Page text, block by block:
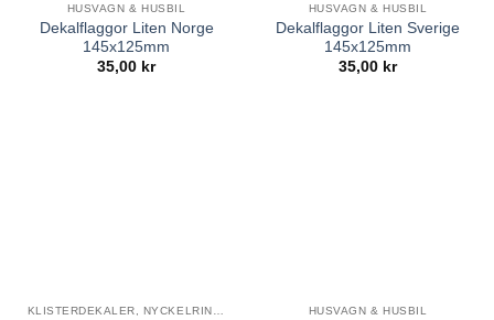
HUSVAGN & HUSBIL
Dekalflaggor Liten Norge
145x125mm
35,00 kr
HUSVAGN & HUSBIL
Dekalflaggor Liten Sverige
145x125mm
35,00 kr
HUSVAGN & HUSBIL